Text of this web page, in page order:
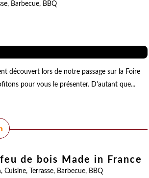
, Barbecue, BBQ
découvert lors de notre passage sur la Foire
pour vous le présenter. D'autant que...
de bois Made in France
, Cuisine, Terrasse, Barbecue, BBQ